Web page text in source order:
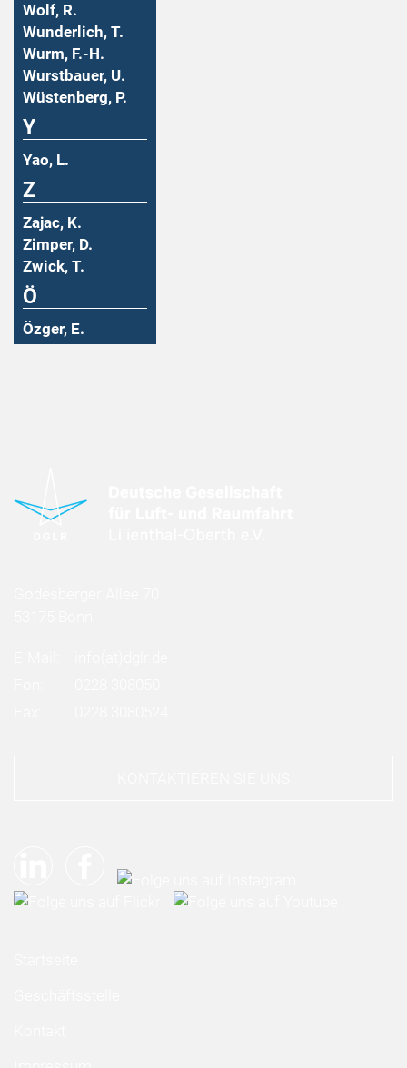
Wolf, R.
Wunderlich, T.
Wurm, F.-H.
Wurstbauer, U.
Wüstenberg, P.
Y
Yao, L.
Z
Zajac, K.
Zimper, D.
Zwick, T.
Ö
Özger, E.